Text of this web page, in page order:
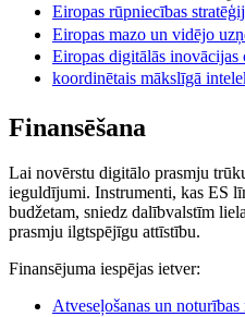
Eiropas rūpniecības
Eiropas mazo un vidējo
Eiropas digitālās
koordinētais mākslīgā
Finansēšana
Lai novērstu digitālo prasmju
ieguldījumi. Instrumenti, kas ES
budžetam, sniedz dalībvalstīm
prasmju ilgtspējīgu attīstību.
Finansējuma iespējas ietver:
Atveseļošanas un noturības